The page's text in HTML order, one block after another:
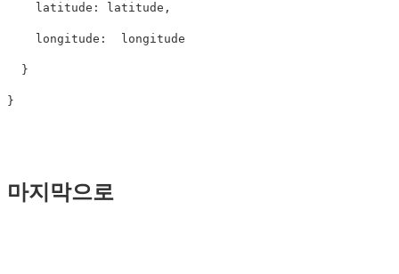
latitude : latitude ,
longitude : longitude
}
}
마지막으로